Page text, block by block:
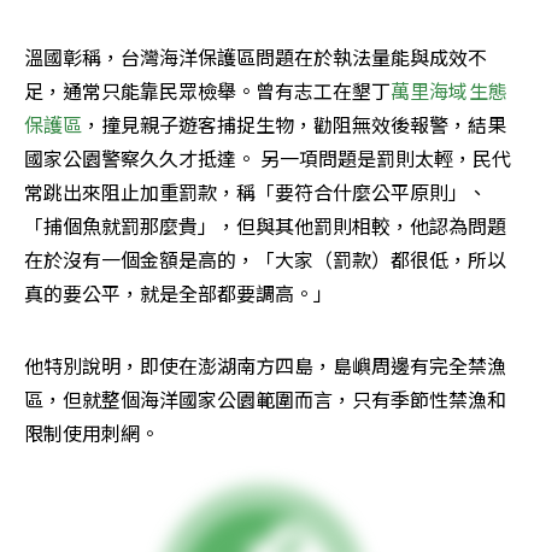
溫國彰稱，台灣海洋保護區問題在於執法量能與成效不
足，通常只能靠民眾檢舉。曾有志工在墾丁萬里海域生態
保護區 ，撞見親子遊客捕捉生物，勸阻無效後報警，結果
國家公園警察久久才抵達。 另一項問題是罰則太輕，民代
常跳出來阻止加重罰款，稱「要符合什麼公平原則」、
「捕個魚就罰那麼貴」，但與其他罰則相較，他認為問題
在於沒有一個金額是高的，「大家（罰款）都很低，所以
真的要公平，就是全部都要調高。」
他特別說明，即使在澎湖南方四島，島嶼周邊有完全禁漁
區，但就整個海洋國家公園範圍而言，只有季節性禁漁和
限制使用刺網。